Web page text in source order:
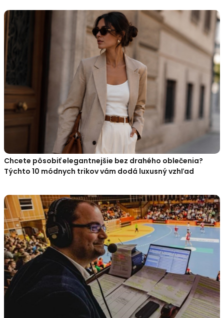
Chcete pôsobiť elegantnejšie bez drahého oblečenia?
Týchto 10 módnych trikov vám dodá luxusný vzhľad